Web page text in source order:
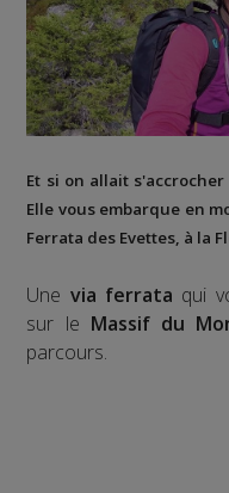
Et si on allait
Elle vous embarque en
Ferrata des Evettes, à la
Une via ferrata qui
sur le Massif du
parcours.